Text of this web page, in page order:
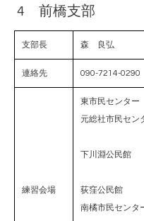
4 前橋支部
支部長 森 良弘
連絡先 090-7214-0290
練習会場
東市民センタ
元総社市民セ
第2、
下川淵公民
第2、
荻窪公民館
南橘市民セン